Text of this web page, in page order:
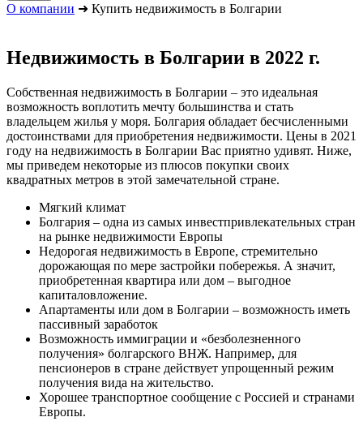
О компании ➜ Купить недвижимость в Болгарии
Недвижимость в Болгарии в 2022 г.
Собственная недвижимость в Болгарии – это идеальная
возможность воплотить мечту большинства и стать
владельцем жилья у моря. Болгария обладает бесчисленными
достоинствами для приобретения недвижимости. Цены в 2021
году на недвижимость в Болгарии Вас приятно удивят. Ниже,
мы приведем некоторые из плюсов покупки своих
квадратных метров в этой замечательной стране.
Мягкий климат
Болгария – одна из самых инвестпривлекательных стран
на рынке недвижимости Европы
Недорогая недвижимость в Европе, стремительно
дорожающая по мере застройки побережья. А значит,
приобретенная квартира или дом – выгодное
капиталовложение.
Апартаменты или дом в Болгарии – возможность иметь
пассивный заработок
Возможность иммиграции и «безболезненного
получения» болгарского ВНЖ. Например, для
пенсионеров в стране действует упрощенный режим
получения вида на жительство.
Хорошее транспортное сообщение с Россией и странами
Европы.